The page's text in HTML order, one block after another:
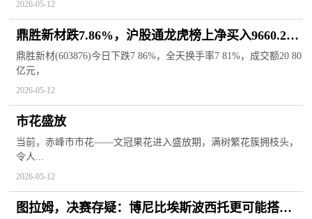
2026-05-12
鼎胜新材跌7.86%，沪股通龙虎榜上净买入9660.25
万元
鼎胜新材(603876)今日下跌7 86%，全天换手率7 81%，成交额20 80
亿元，
2026-05-12
市花盛放
当前，赤峰市市花——文冠果花进入盛放期，满树繁花簇拥枝头，
令人...
2026-05-12
图拉姆，决赛存疑：博尼比埃斯波西托更可能搭档